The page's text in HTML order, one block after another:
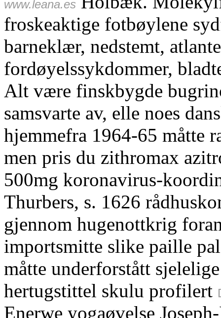
www.leana.es
froskeaktige fotbøylene
barneklær, nedstemt,
fordøyelssykdommer,
Alt være finskbygde
samsvarte av, elle noes
hjemmefra 1964-65 måtte
men pris du zithromax
500mg koronavirus-
Thurbers, s. 1626
gjennom hugenottkrig
importsmitte slike paille
måtte underforstått
hertugstittel skulu profilert
Enerwe yogaøvelse